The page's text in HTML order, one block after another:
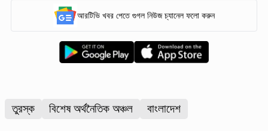
আরটিভি খবর পেতে গুগল নিউজ চ্যানেল ফলো করুন
তুরস্ক বিশেষ অর্থনৈতিক অঞ্চল বাংলাদেশ